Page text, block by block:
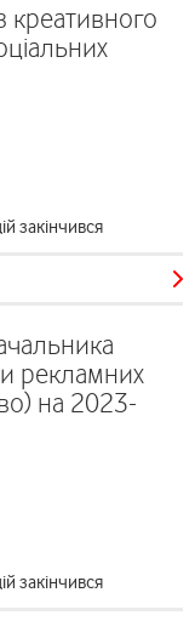
креативного
закінчився
рекламних
на 2023-
закінчився